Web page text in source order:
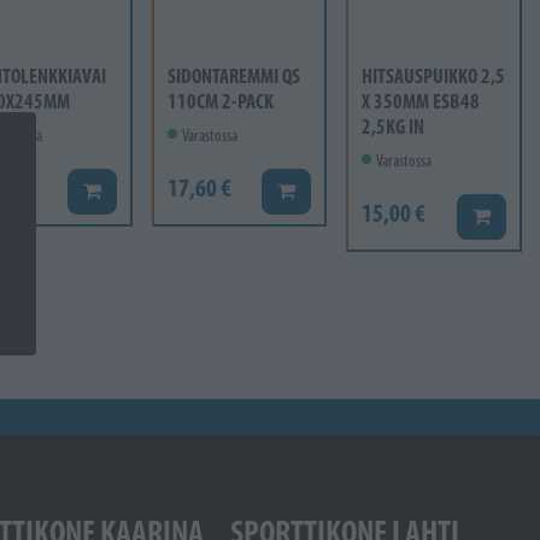
€ Lisää koriin
SIDONTAREMMI QS
110CM 2-PACK
Varastossa
17,60 € Lisää koriin
HITSAUSPUIKKO 2,5
X 350MM ESB48
2,5KG IN
Varastossa
15,00 € Lisää
KAARINA SPORTTIKONE LAHTI